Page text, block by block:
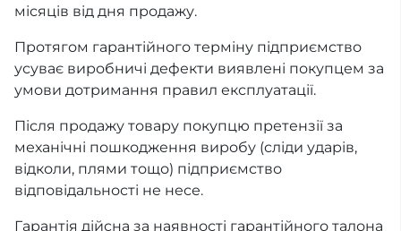
місяців від дня продажу.
Протягом гарантійного терміну підприємство
усуває виробничі дефекти виявлені покупцем за
умови дотримання правил експлуатації.
Після продажу товару покупцю претензії за
механічні пошкодження виробу (сліди ударів,
відколи, плями тощо) підприємство
відповідальності не несе.
Гарантія дійсна за наявності гарантійного талона